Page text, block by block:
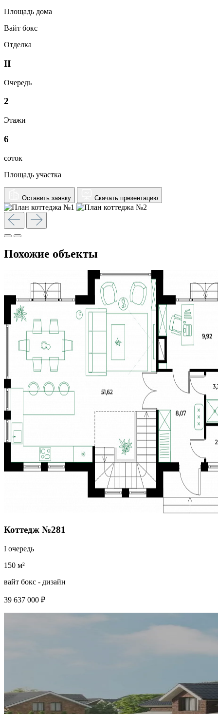
Площадь дома
Вайт бокс
Отделка
II
Очередь
2
Этажи
6
соток
Площадь участка
Оставить заявку Скачать презентацию
Похожие объекты
Коттедж №281
I очередь
150 м²
вайт бокс - дизайн
39 637 000 ₽